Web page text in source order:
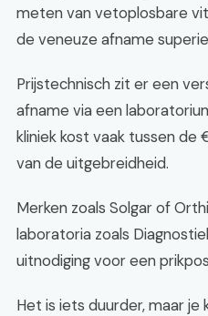
meten van vetoplosbare
de veneuze afname
Prijstechnisch zit er een
afname via een
kliniek kost vaak tussen de
van de uitgebreidheid.
Merken zoals Solgar of
laboratoria zoals
uitnodiging voor een
Het is iets duurder, maar